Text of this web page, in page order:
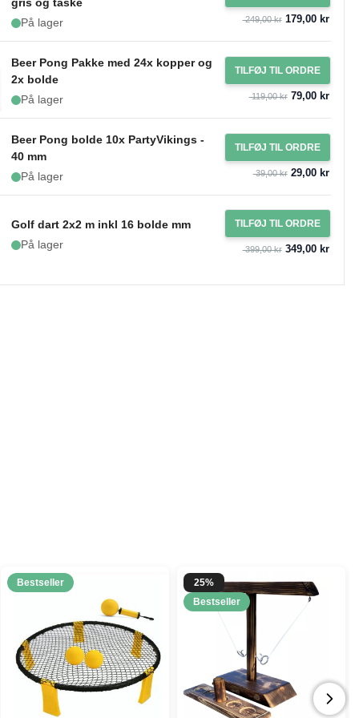
gris og taske
På lager
249,00 kr179,00 kr
Beer Pong Pakke med 24x kopper og
2x bolde
På lager
TILFØJ TIL ORDRE
119,00 kr79,00 kr
Beer Pong bolde 10x PartyVikings -
40 mm
På lager
TILFØJ TIL ORDRE
39,00 kr29,00 kr
Golf dart 2x2 m inkl 16 bolde mm
På lager
TILFØJ TIL ORDRE
399,00 kr349,00 kr
Bestseller
25%
Bestseller